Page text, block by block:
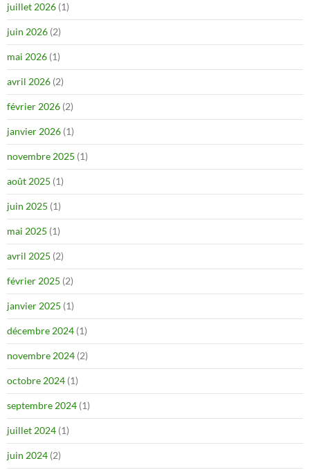
juillet 2026 (1)
juin 2026 (2)
mai 2026 (1)
avril 2026 (2)
février 2026 (2)
janvier 2026 (1)
novembre 2025 (1)
août 2025 (1)
juin 2025 (1)
mai 2025 (1)
avril 2025 (2)
février 2025 (2)
janvier 2025 (1)
décembre 2024 (1)
novembre 2024 (2)
octobre 2024 (1)
septembre 2024 (1)
juillet 2024 (1)
juin 2024 (2)